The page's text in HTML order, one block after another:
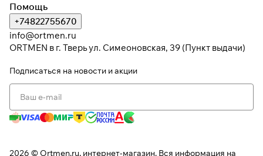
Помощь
+74822755670
info@ortmen.ru
ORTMEN в г. Тверь ул. Симеоновская, 39 (Пункт выдачи)
Подписаться на новости и акции
2026 © Ortmen.ru, интернет-магазин. Вся информация на